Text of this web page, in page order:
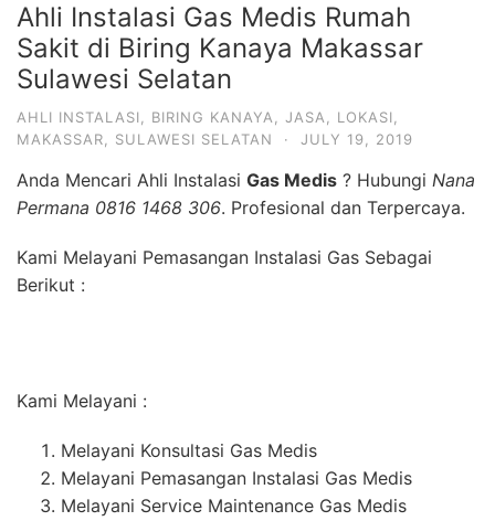
Ahli Instalasi Gas Medis Rumah
Sakit di Biring Kanaya Makassar
Sulawesi Selatan
AHLI INSTALASI BIRING KANAYA JASA LOKASI
MAKASSAR
SULAWESI SELATAN · JULY 19, 2019
Anda Mencari Ahli Instalasi Gas Medis ? Hubungi Nana
Permana 0816 1468 306. Profesional dan Terpercaya.
Kami Melayani Pemasangan Instalasi Gas Sebagai
Berikut :
Kami Melayani :
Melayani Konsultasi Gas Medis
Melayani Pemasangan Instalasi Gas Medis
Melayani Service Maintenance Gas Medis